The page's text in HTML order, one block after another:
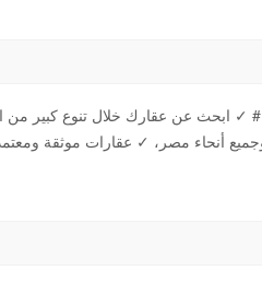
الموقع العقاري الرائد في مصر 1# ✓ ابحث عن عقارك